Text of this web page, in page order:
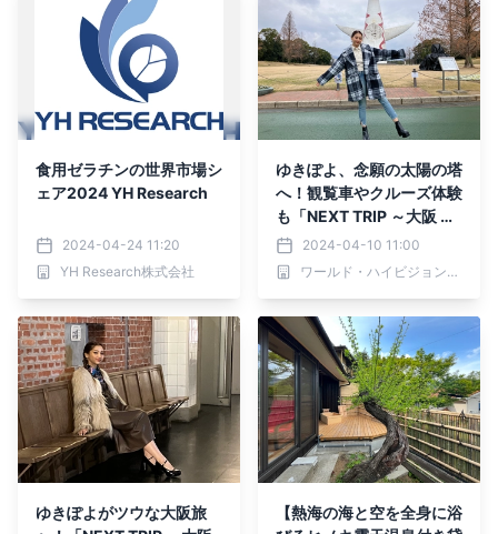
食用ゼラチンの世界市場シ
ェア2024 YH Research
2024-04-24 11:20
YH Research株式会社
ゆきぽよ、念願の太陽の塔
へ！観覧車やクルーズ体験
も「NEXT TRIP ～大阪 レ
トロに出会う旅 後編～」4
月15日(月)夕方6時00分
からBS12で放送！
2024-04-10 11:00
ワールド・ハイビジョン・チャンネル株式会社
ゆきぽよがツウな大阪旅
【熱海の海と空を全身に浴